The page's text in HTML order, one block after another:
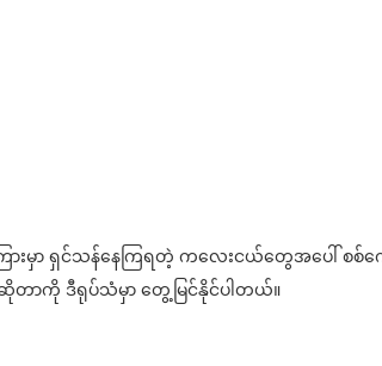
ားမှာ ရှင်သန်နေကြရတဲ့ ကလေးငယ်တွေအပေါ် စစ်
ကို ဒီရုပ်သံမှာ တွေ့မြင်နိုင်ပါတယ်။